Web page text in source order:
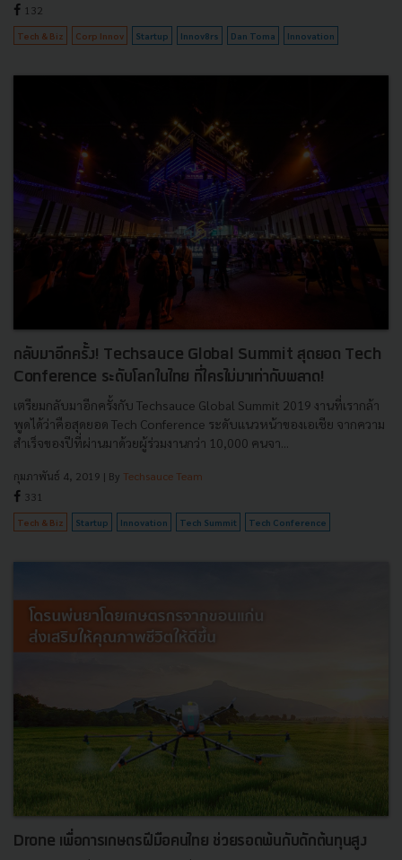
132
Tech & Biz Corp Innov Startup Innov8rs Dan Toma Innovation
กลับมาอีกครั้ง! Techsauce Global Summit สุดยอด Tech
Conference ระดับโลกในไทย ที่ใครไม่มาเท่ากับพลาด!
เตรียมกลับมาอีกครั้งกับ Techsauce Global Summit 2019 งานที่เรากล้า
พูดได้ว่าคือสุดยอด Tech Conference ระดับแนวหน้าของเอเชีย จากความ
สำเร็จของปีที่ผ่านมาด้วยผู้ร่วมงานกว่า 10,000 คนจา...
กุมภาพันธ์ 4, 2019 | By Techsauce Team
331
Tech & Biz Startup Innovation Tech Summit Tech Conference
Drone เพื่อการเกษตรฝีมือคนไทย ช่วยรอดพ้นกับดักต้นทุนสูง